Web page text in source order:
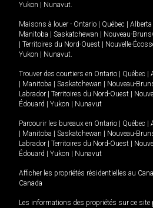
Yukon
Nunavut.
Maisons à louer - Ontario Québec Alberta
Manitoba
Saskatchewan Nouveau-
Territoires du Nord-Ouest Nouvelle-
Yukon
Nunavut.
Trouver des courtiers en Ontario Québec
Manitoba Saskatchewan Nouveau-
Labrador
Territoires du Nord-Ouest
Édouard
Yukon Nunavut
Parcourir les bureaux en Ontario Québec
Manitoba Saskatchewan Nouveau-
Labrador
Territoires du Nord-Ouest
Édouard
Yukon Nunavut
Afficher les propriétés résidentielles au
Canada
Les informations des propriétés sur ce